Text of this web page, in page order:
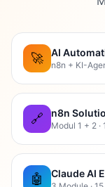
🚀 AI
n8n + KI-
🔗 n8n
Modul 1 + 2 ·
🤖 Claude AI